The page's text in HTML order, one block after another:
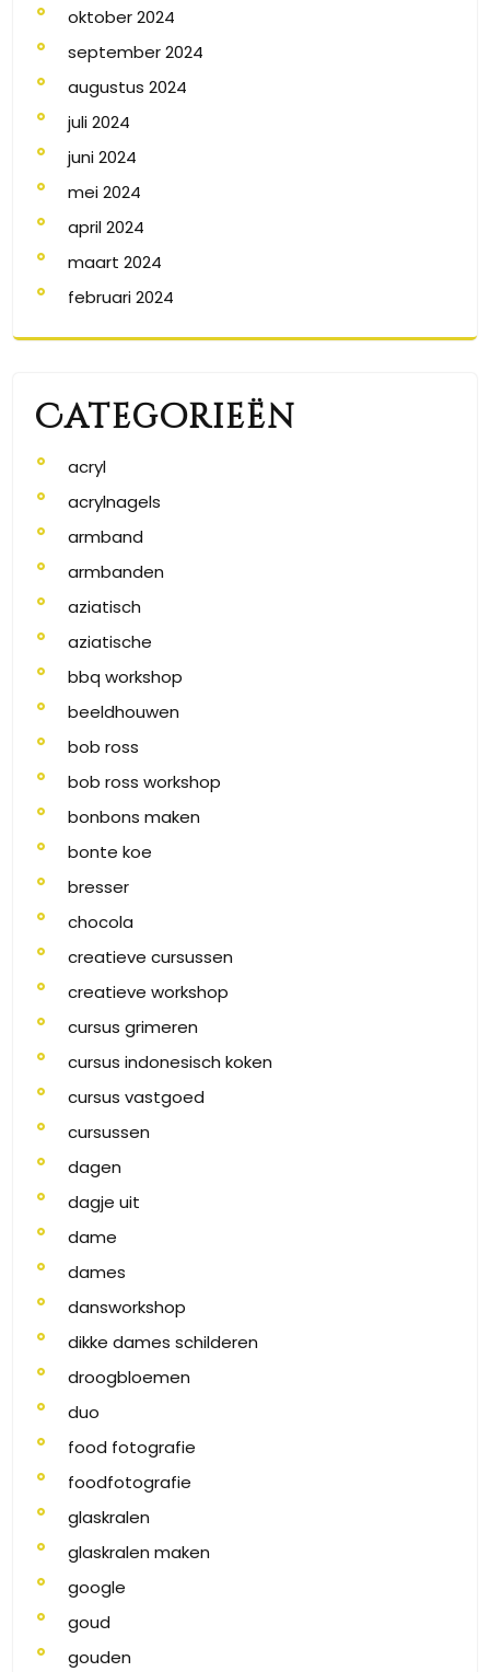
oktober 2024
september 2024
augustus 2024
juli 2024
juni 2024
mei 2024
april 2024
maart 2024
februari 2024
Categorieën
acryl
acrylnagels
armband
armbanden
aziatisch
aziatische
bbq workshop
beeldhouwen
bob ross
bob ross workshop
bonbons maken
bonte koe
bresser
chocola
creatieve cursussen
creatieve workshop
cursus grimeren
cursus indonesisch koken
cursus vastgoed
cursussen
dagen
dagje uit
dame
dames
dansworkshop
dikke dames schilderen
droogbloemen
duo
food fotografie
foodfotografie
glaskralen
glaskralen maken
google
goud
gouden